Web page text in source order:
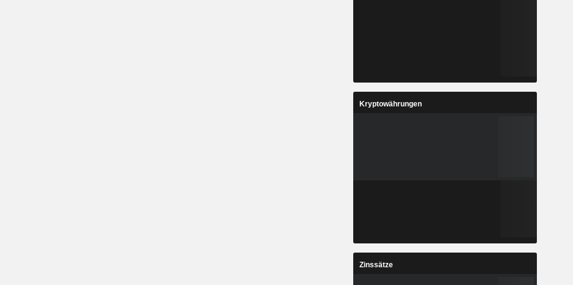
Kryptowährungen
Zinssätze